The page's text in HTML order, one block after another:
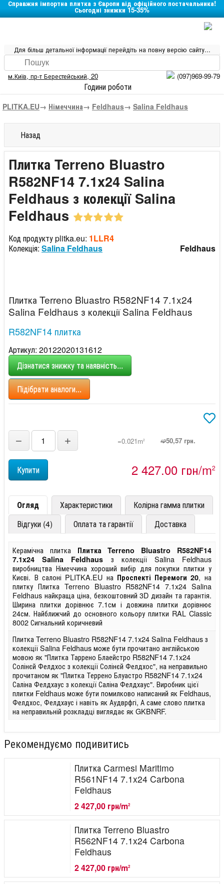
Справжня імпортна плитка з Європи від офіційного постачальника!
Сьогодні знижки 15-35%
Для більш детальної інформації перейдіть на повну версію сайту...
м.Київ, пр-т Берестейський, 20 (097)969-99-79
Години роботи
PLITKA.EU→ Німеччина→ Feldhaus→ Salina Feldhaus
Назад
Плитка Terreno Bluastro
R582NF14 7.1x24 Salina
Feldhaus з колекції Salina
Feldhaus
Код продукту plitka.eu: 1LLR4
Колекція: Salina Feldhaus Feldhaus
Плитка Terreno Bluastro R582NF14 7.1x24
Salina Feldhaus з колекції Salina Feldhaus
R582NF14 плитка
Артикул: 20122020131612
Дізнатися знижку та наявність...
Підібрати аналоги...
− + =0.021m2 ➫50,57 грн.
2 427,00 грн/m2
Огляд Характеристики
Колірна гамма плитки
Відгуки (4)
Оплата та гарантії Доставка
Керамічна плитка Плитка Terreno Bluastro R582NF14
7.1x24 Salina Feldhaus з колекції Salina Feldhaus
виробництва Німеччина хороший вибір для покупки плитки у
Києві. В салоні PLITKA.EU на Проспекті Перемоги 20, на
плитку Плитка Terreno Bluastro R582NF14 7.1x24 Salina
Feldhaus найкраща ціна, безкоштовний 3D дизайн та гарантія.
Ширина плитки дорівнює 7.1см і довжина плитки дорівнює
24см. Найближчий до основного кольору плитки RAL Classic
8002 Сигнальний коричневий
Плитка Terreno Bluastro R582NF14 7.1x24 Salina Feldhaus з
колекції Salina Feldhaus може бути прочитано англійською
мовою як "Плитка Таррено Блаейстро R582NF14 7.1x24
Солінєй Фелдхос з колекції Солінєй Фелдхос", на неправильно
прочитаном як "Плитка Террено Блуастро R582NF14 7.1x24
Саліна Фелдхаус з колекції Саліна Фелдхаус". Виробник цієї
плитки Feldhaus може бути помилково написаний як Feldhaus,
Фелдхос, Фелдхаус і навіть як Аудврфгі, А саме слово плитка
на неправильній розкладці виглядає як GKBNRF.
Рекомендуємо подивитись
Плитка Carmesi Maritimo
R561NF14 7.1x24 Carbona
Feldhaus
2 427,00 грн/m2
Плитка Terreno Bluastro
R562NF14 7.1x24 Carbona
Feldhaus
2 427,00 грн/m2